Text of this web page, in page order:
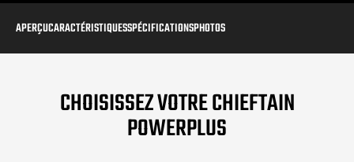
APERÇUCARACTÉRISTIQUESSPÉCIFICATIONSPHOTOS
CHOISISSEZ VOTRE CHIEFTAIN
POWERPLUS